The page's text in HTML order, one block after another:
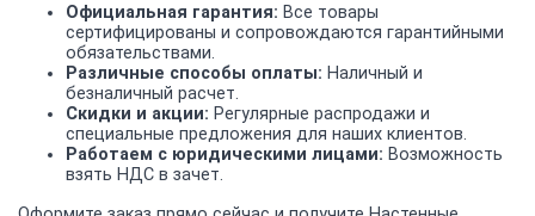
Официальная гарантия: Все товары
сертифицированы и сопровождаются гарантийными
обязательствами.
Различные способы оплаты: Наличный и
безналичный расчет.
Скидки и акции: Регулярные распродажи и
специальные предложения для наших клиентов.
Работаем с юридическими лицами: Возможность
взять НДС в зачет.